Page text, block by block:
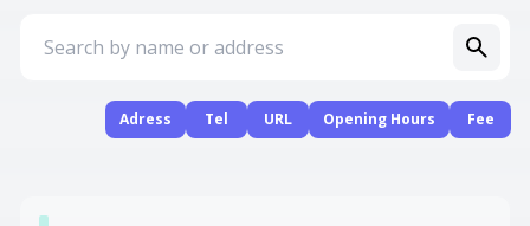
Adress Tel URL Opening Hours Fee